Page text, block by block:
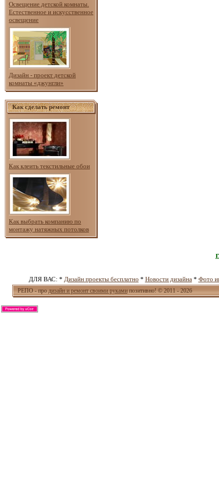
Освещение детской комнаты.
Естественное и искусственное
освещение
Дизайн - проект детской
комнаты «джунгли»
Как сделать ремонт
Как клеить текстильные обои
Как выбрать компанию по
монтажу натяжных потолков
ДЛЯ ВАС: * Дизайн проекты бесплатно * Новости дизайна* Фото
РЕПО - продизайн и ремонт своими рукамипозитивно! © 2011 - 2026